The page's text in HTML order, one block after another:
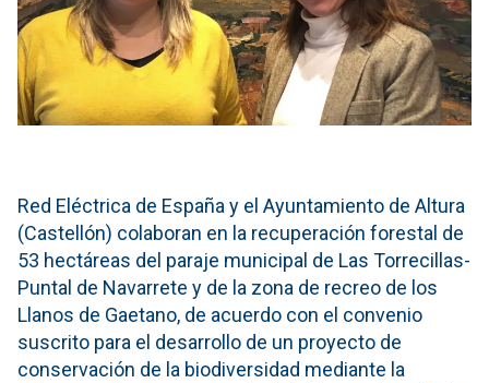
Red Eléctrica de España y el Ayuntamiento de Altura
(Castellón) colaboran en la recuperación forestal de
53 hectáreas del paraje municipal de Las Torrecillas-
Puntal de Navarrete y de la zona de recreo de los
Llanos de Gaetano, de acuerdo con el convenio
suscrito para el desarrollo de un proyecto de
conservación de la biodiversidad mediante la